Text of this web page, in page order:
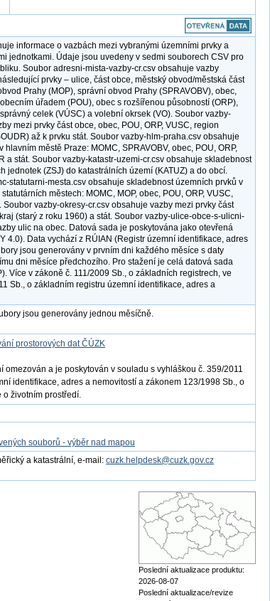
informace o vazbách mezi vybranými územními prvky a
jednotkami. Údaje jsou uvedeny v sedmi souborech CSV pro
Soubor adresni-mista-vazby-cr.csv obsahuje vazby
prvky – ulice, část obce, městský obvod/městská část
Prahy (MOP), správní obvod Prahy (SPRAVOBV), obec,
úřadem (POU), obec s rozšířenou působností (ORP),
celek (VÚSC) a volební okrsek (VO). Soubor vazby-
mezi prvky část obce, obec, POU, ORP, VUSC, region
až k prvku stát. Soubor vazby-hlm-praha.csv obsahuje
hlavním městě Praze: MOMC, SPRAVOBV, obec, POU, ORP,
a stát. Soubor vazby-katastr-uzemi-cr.csv obsahuje skladebnost
jednotek (ZSJ) do katastrálních území (KATUZ) a do obcí.
statutarni-mesta.csv obsahuje skladebnost územních prvků v
městech: MOMC, MOP, obec, POU, ORP, VUSC,
Soubor vazby-okresy-cr.csv obsahuje vazby mezi prvky část
(starý z roku 1960) a stát. Soubor vazby-ulice-obce-s-ulicni-
ulic na obec. Datová sada je poskytována jako otevřená
4.0). Data vychází z RÚIAN (Registr územní identifikace, adres
jsou generovány v prvním dni každého měsíce s daty
dni měsíce předchozího. Pro stažení je celá datová sada
Více v zákoně č. 111/2009 Sb., o základních registrech, ve
Sb., o základním registru územní identifikace, adres a
jsou generovány jednou měsíčně.
prostorových dat ČÚZK
omezován a je poskytován v souladu s vyhláškou č. 359/2011
identifikace, adres a nemovitostí a zákonem 123/1998 Sb., o
o životním prostředí.
souborů - výběr nad mapou
a katastrální, e-mail: cuzk.helpdesk@cuzk.gov.cz
Poslední aktualizace produktu:
2026-08-07
Poslední aktualizace/revize